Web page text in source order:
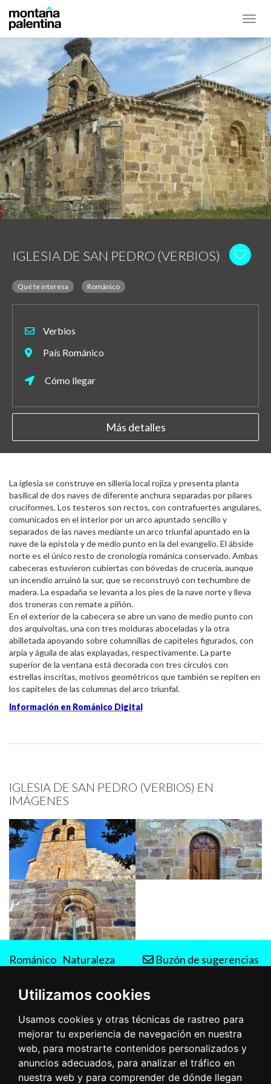
Utilizamos cookies
Usamos cookies y otras técnicas de rastreo para
mejorar tu experiencia de navegación en nuestra
web, para mostrarte contenidos personalizados y
anuncios adecuados, para analizar el tráfico en
nuestra web y para comprender de dónde llegan
IGLESIA DE SAN PEDRO (VERBIOS)
Qué te interesa Románico
Verbios
País Románico
Cómo llegar
Más detalles
La iglesia se construye en sillería local rojiza y presenta planta
basilical de dos naves de diferente anchura separadas por pilares
cruciformes. Los testeros son rectos, con contrafuertes angulares,
comunicados en el interior por un arco apuntado sencillo y
separados de las naves mediante un arco triunfal apuntado en la
nave de la epístola y de medio punto en la del evangelio. El ábside
norte es el único resto de cronología románica conservado. Ambas
cabeceras estuvieron cubiertas con bóvedas de crucería, aunque
un incendio arruinó la sur, que se reconstruyó con techumbre de
madera. La espadaña se levanta a los pies de la nave norte y lleva
dos troneras con remate a piñón.
En el exterior de la cabecera se abre un vano de medio punto con
dos arquivoltas, una con tres molduras aboceladas y la otra
abilletada apoyando sobre columnillas de capiteles figurados, con
arpía y águila de alas explayadas, respectivamente. La parte
superior de la ventana está decorada con tres círculos con
estrellas inscritas, motivos geométricos que también se repiten en
los capiteles de las columnas del arco triunfal.
Información en Románico Digital
IGLESIA DE SAN PEDRO (VERBIOS) EN
IMÁGENES
Románico Naturaleza
Buzón de sugerencias